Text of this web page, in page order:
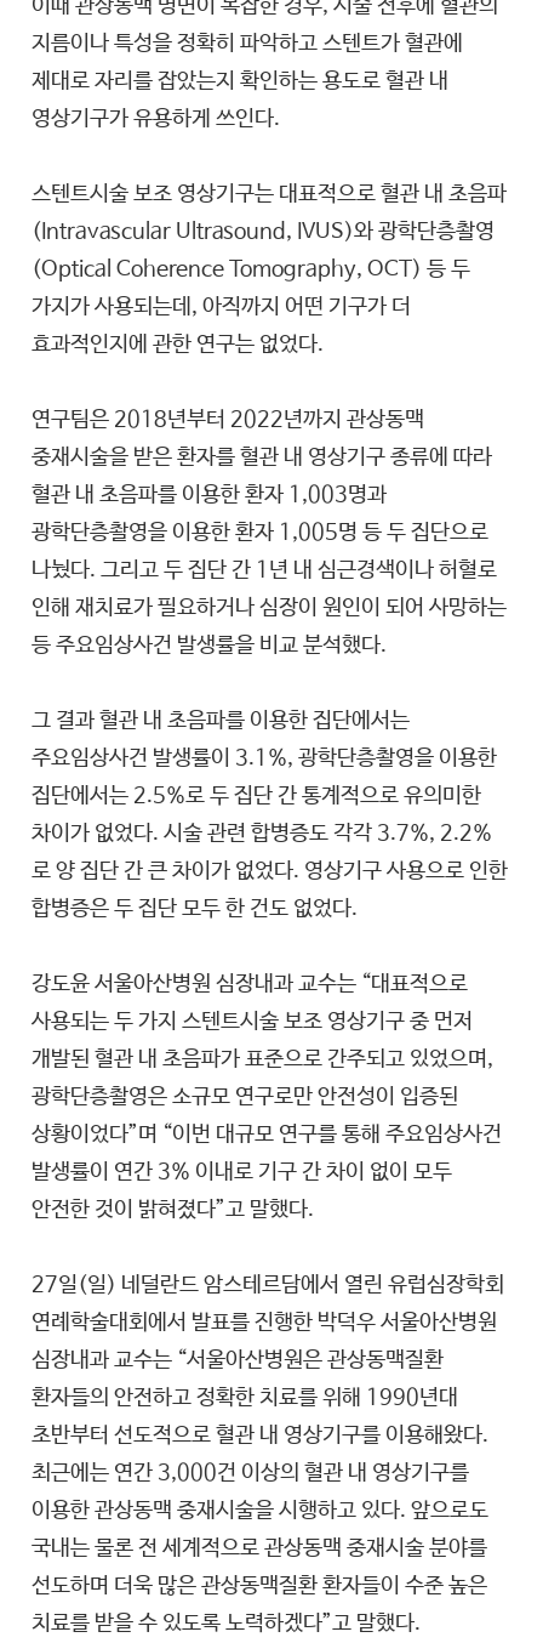
이때 관상동맥 병변이 복잡한 경우, 시술 전후에 혈관의
지름이나 특성을 정확히 파악하고 스텐트가 혈관에
제대로 자리를 잡았는지 확인하는 용도로 혈관 내
영상기구가 유용하게 쓰인다.
스텐트시술 보조 영상기구는 대표적으로 혈관 내 초음파
(Intravascular Ultrasound, IVUS)와 광학단층촬영
(Optical Coherence Tomography, OCT) 등 두
가지가 사용되는데, 아직까지 어떤 기구가 더
효과적인지에 관한 연구는 없었다.
연구팀은 2018년부터 2022년까지 관상동맥
중재시술을 받은 환자를 혈관 내 영상기구 종류에 따라
혈관 내 초음파를 이용한 환자 1,003명과
광학단층촬영을 이용한 환자 1,005명 등 두 집단으로
나눴다. 그리고 두 집단 간 1년 내 심근경색이나 허혈로
인해 재치료가 필요하거나 심장이 원인이 되어 사망하는
등 주요임상사건 발생률을 비교 분석했다.
그 결과 혈관 내 초음파를 이용한 집단에서는
주요임상사건 발생률이 3.1%, 광학단층촬영을 이용한
집단에서는 2.5%로 두 집단 간 통계적으로 유의미한
차이가 없었다. 시술 관련 합병증도 각각 3.7%, 2.2%
로 양 집단 간 큰 차이가 없었다. 영상기구 사용으로 인한
합병증은 두 집단 모두 한 건도 없었다.
강도윤 서울아산병원 심장내과 교수는 “대표적으로
사용되는 두 가지 스텐트시술 보조 영상기구 중 먼저
개발된 혈관 내 초음파가 표준으로 간주되고 있었으며,
광학단층촬영은 소규모 연구로만 안전성이 입증된
상황이었다”며 “이번 대규모 연구를 통해 주요임상사건
발생률이 연간 3% 이내로 기구 간 차이 없이 모두
안전한 것이 밝혀졌다”고 말했다.
27일(일) 네덜란드 암스테르담에서 열린 유럽심장학회
연례학술대회에서 발표를 진행한 박덕우 서울아산병원
심장내과 교수는 “서울아산병원은 관상동맥질환
환자들의 안전하고 정확한 치료를 위해 1990년대
초반부터 선도적으로 혈관 내 영상기구를 이용해왔다.
최근에는 연간 3,000건 이상의 혈관 내 영상기구를
이용한 관상동맥 중재시술을 시행하고 있다. 앞으로도
국내는 물론 전 세계적으로 관상동맥 중재시술 분야를
선도하며 더욱 많은 관상동맥질환 환자들이 수준 높은
치료를 받을 수 있도록 노력하겠다”고 말했다.